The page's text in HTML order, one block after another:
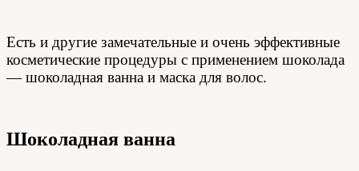
Есть и другие замечательные и очень эффективные
косметические процедуры с применением шоколада
— шоколадная ванна и маска для волос.
Шоколадная ванна